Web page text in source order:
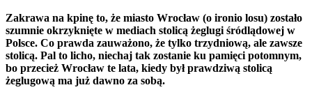
Zakrawa na kpinę to, że miasto Wrocław (o ironio losu) zostało
szumnie okrzyknięte w mediach stolicą żeglugi śródlądowej w
Polsce. Co prawda zauważono, że tylko trzydniową, ale zawsze
stolicą. Pal to licho, niechaj tak zostanie ku pamięci potomnym,
bo przecież Wrocław te lata, kiedy był prawdziwą stolicą
żeglugową ma już dawno za sobą.